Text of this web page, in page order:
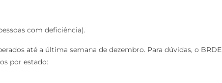
com deficiência).
até a última semana de dezembro. Para dúvidas, o BRDE
por estado: